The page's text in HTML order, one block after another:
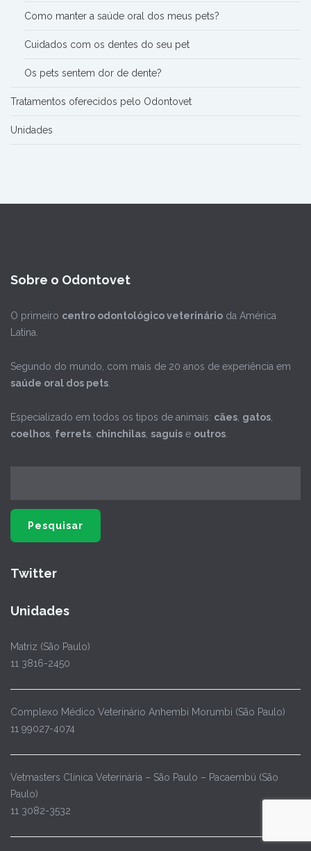
Como manter a saúde oral dos meus pets?
Cuidados com os dentes do seu pet
Os pets sentem dor de dente?
Tratamentos oferecidos pelo Odontovet
Unidades
Sobre o Odontovet
O primeiro centro odontológico veterinário da América
Latina.
Segundo do mundo, com mais de 20 anos de experiência em
saúde oral dos pets.
Especializado em todos os tipos de animais: cães, gatos,
coelhos, ferrets, chinchilas, saguis e outros.
Twitter
Unidades
Matriz (São Paulo)
11 3816-2450
Complexo Médico Veterinário Anhembi Morumbi (São Paulo)
11 99027-4074
Vetmasters Clínica Veterinária – São Paulo – Pacaembú (São
Paulo)
11 3082-3532